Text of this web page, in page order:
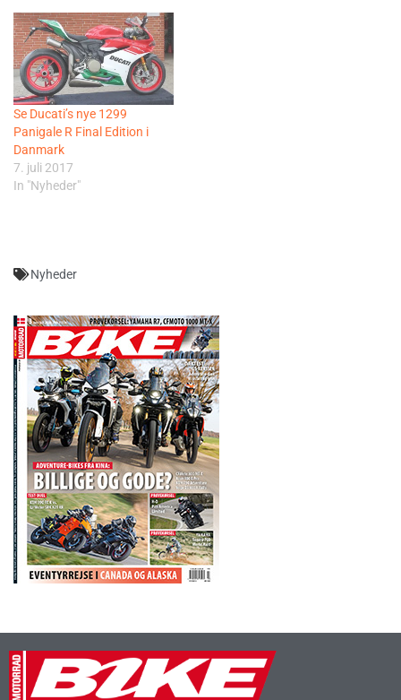
Se Ducati’s nye 1299
Panigale R Final Edition i
Danmark
7. juli 2017
In "Nyheder"
Nyheder